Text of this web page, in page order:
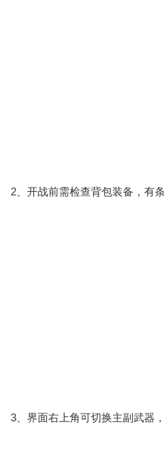
2、开战前需检查背包装备，有
3、界面右上角可切换主副武器